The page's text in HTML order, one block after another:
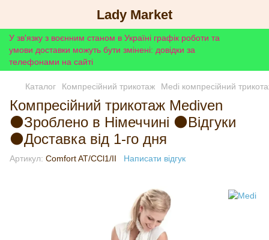
Lady Market
У зв'язку з воєнним станом в Україні графік роботи та
умови доставки можуть бути змінені: довідки за
телефонами на сайті
Каталог Компресійний трикотаж Medi компресійний
Компресійний трикотаж Mediven
⚫Зроблено в Німеччині ⚫Відгуки
⚫Доставка від 1-го дня
Артикул: Comfort AT/CCl1/II Написати відгук